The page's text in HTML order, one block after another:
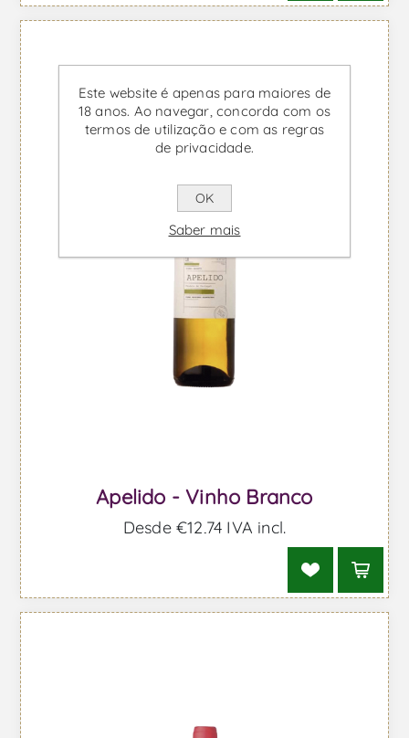
Apelido - Vinho Branco
Desde €12,74 IVA incl.
Este website é apenas para maiores de
18 anos. Ao navegar, concorda com os
termos de utilização e com as regras
de privacidade.
OK
Saber mais